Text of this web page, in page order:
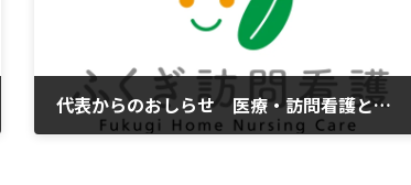
代表からのおしらせ 医療・訪問看護と福祉の連携強化へ